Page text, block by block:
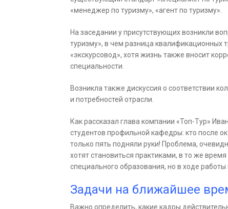
«менеджер по туризму», «агент по туризму».
На заседании у присутствующих возникли
туризму», в чем разница квалификационных
«экскурсовод», хотя жизнь также вносит
специальности.
Возникла также дискуссия о соответствии
и потребностей отрасли.
Как рассказал глава компании «Топ-Тур»
студентов профильной кафедры: кто после
только пять подняли руки! Проблема,
хотят становиться практиками, в то же
специального образования, но в ходе
Задачи на ближайшее
Важно определить, какие кадры